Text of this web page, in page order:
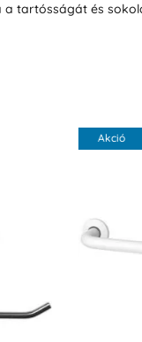
a tartósságát és